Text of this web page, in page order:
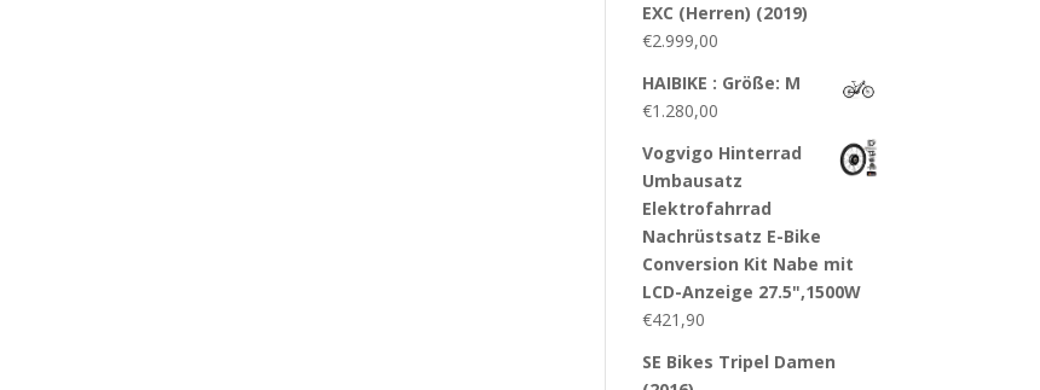
EXC (Herren) (2019)
€2.999,00
HAIBIKE : Größe: M
€1.280,00
Vogvigo Hinterrad
Umbausatz
Elektrofahrrad
Nachrüstsatz E-Bike
Conversion Kit Nabe mit
LCD-Anzeige 27.5",1500W
€421,90
SE Bikes Tripel Damen